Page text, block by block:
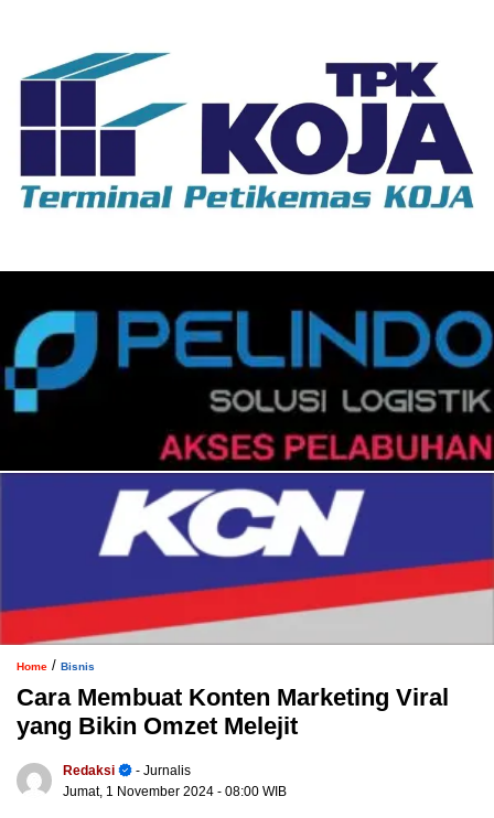
Home / Bisnis
Cara Membuat Konten Marketing Viral
yang Bikin Omzet Melejit
Redaksi
- Jurnalis
Jumat, 1 November 2024 - 08:00 WIB